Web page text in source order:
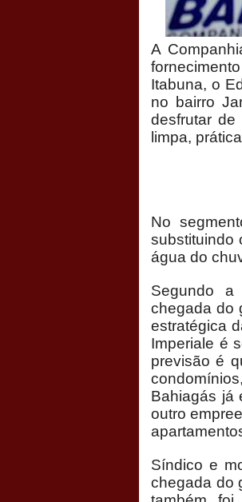
A
Itabuna, o
no bairro
desfrutar
limpa,
No
substituindo
água do
Segundo a
chegada do
estratégica
Imperiale é
previsão é
Bahiagás já
outro
Síndico e
chegada do